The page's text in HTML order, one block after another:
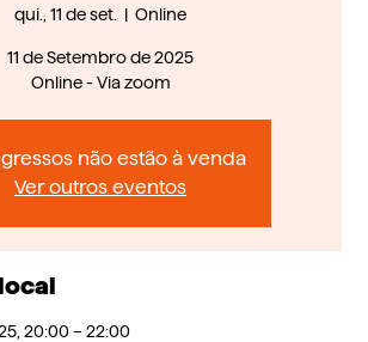
qui., 11 de set.
  |
Online
11 de Setembro de 2025
Online - Via zoom
não estão à venda
Ver outros eventos
20:00 – 22:00